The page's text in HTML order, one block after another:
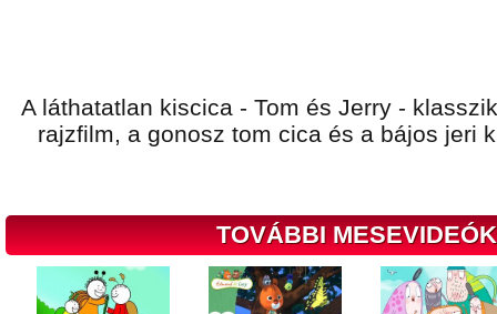
A láthatatlan kiscica - Tom és Jerry -
rajzfilm, a gonosz tom cica és a bájos jeri
TOVÁBBI